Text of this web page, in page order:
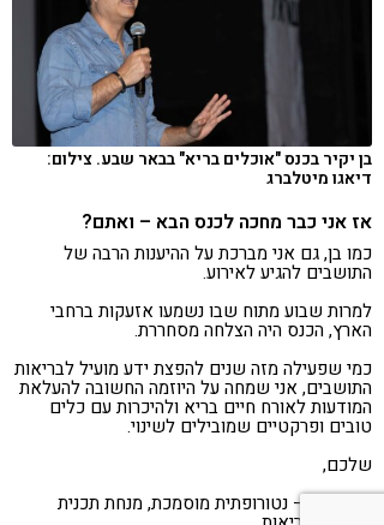
בן יקיר בכנס "אוכלים בריא" בבאר שבע. צילום:
דיאגו מיטלברג
אז אני כבר מחכה לכנס הבא – ואתם?
כמו בן, גם אני מברכת על ההיענות הרבה של
התושבים להגיע לאירוע.
למרות שבוע מתוח שבו נשמעו אזעקות ברחבי
הארץ, הכנס היה הצלחה מסחררת.
כמי שפעילה מזה שנים להפצת ידע מועיל לבריאות
התושבים, אני שמחה על היוזמה החשובה להעלאת
המודעות לאורח חיים בריא ולהיכרות עם כלים
טובים ופרקטיים שמובילים לשינוי.
שלכם,
חני טופר – נטורופתית מוסמכת, מנחת תכנית